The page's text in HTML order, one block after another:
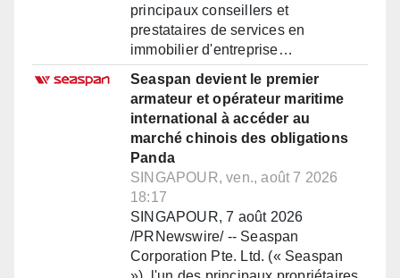
principaux conseillers et
prestataires de services en
immobilier d'entreprise…
Seaspan devient le premier
armateur et opérateur maritime
international à accéder au
marché chinois des obligations
Panda
SINGAPOUR, ven., août 7 2026
18:17
SINGAPOUR, 7 août 2026
/PRNewswire/ -- Seaspan
Corporation Pte. Ltd. (« Seaspan